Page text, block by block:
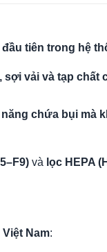
đầu tiên trong hệ
sợi vải và tạp chất
chứa bụi mà
và lọc HEPA
Nam: